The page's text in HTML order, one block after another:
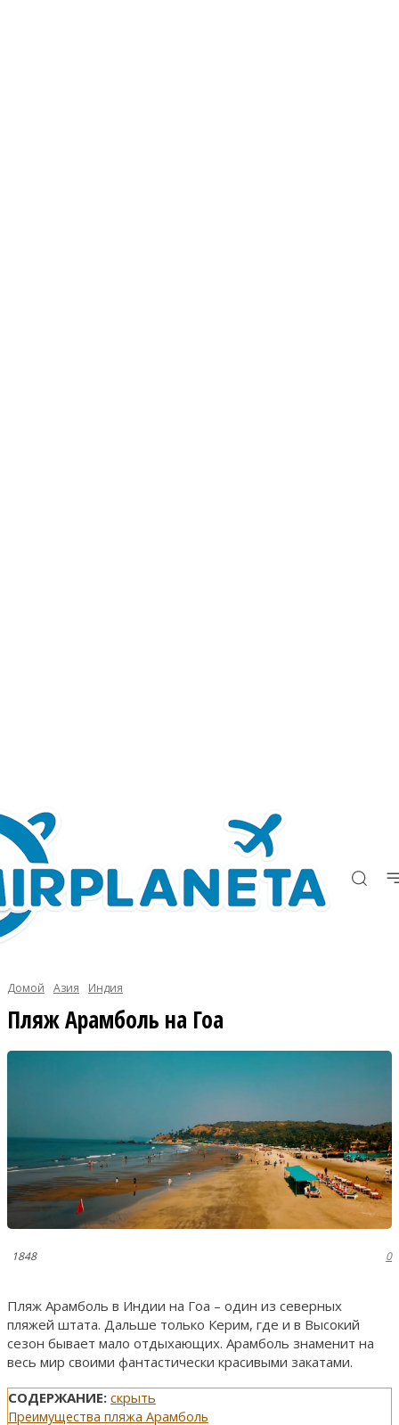
Домой Азия Индия
Пляж Арамболь на Гоа
1848 0
Пляж Арамболь в Индии на Гоа – один из северных
пляжей штата. Дальше только Керим, где и в Высокий
сезон бывает мало отдыхающих. Арамболь знаменит на
весь мир своими фантастически красивыми закатами.
СОДЕРЖАНИЕ: скрыть
Преимущества пляжа Арамболь